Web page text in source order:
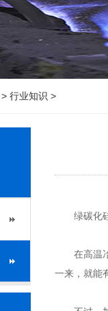
> 行业知识 >
绿碳化硅
在高温冶
一来，就能